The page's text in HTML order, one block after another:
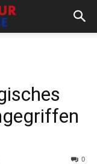
0